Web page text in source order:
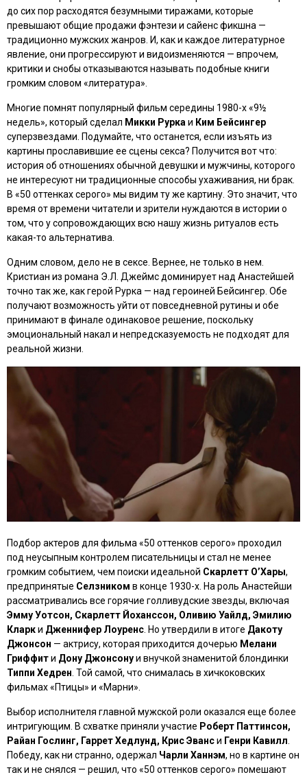
до сих пор расходятся безумными тиражами, которые
превышают общие продажи фэнтези и сайенс фикшна —
традиционно мужских жанров. И, как и каждое литературное
явление, они прогрессируют и видоизменяются — впрочем,
критики и снобы отказываются называть подобные книги
громким словом «литература».
Многие помнят популярный фильм середины 1980-х«9½
недель», который сделал Микки Рурка и Ким Бейсингер
суперзвездами. Подумайте, что останется, если изъять из
картины прославившие ее сцены секса? Получится вот что:
история об отношениях обычной девушки и мужчины, которого
не интересуют ни традиционные способы ухаживания, ни брак.
В «50 оттенках серого» мы видим ту же картину. Это значит, что
время от времени читатели и зрители нуждаются в истории о
том, что у сопровождающих всю нашу жизнь ритуалов есть
какая-то альтернатива.
Одним словом, дело не в сексе. Вернее, не только в нем.
Кристиан из романа Э.Л. Джеймс доминирует над Анастейшей
точно так же, как герой Рурка — над героиней Бейсингер. Обе
получают возможность уйти от повседневной рутины и обе
принимают в финале одинаковое решение, поскольку
эмоциональный накал и непредсказуемость не подходят для
реальной жизни.
Подбор актеров для фильма «50 оттенков серого» проходил
под неусыпным контролем писательницы и стал не менее
громким событием, чем поиски идеальной Скарлетт О’Хары,
предпринятые Селзником в конце 1930-х. На роль Анастейши
рассматривались все горячие голливудские звезды, включая
Эмму Уотсон, Скарлетт Йоханссон, Оливию Уайлд, Эмилию
Кларки Дженнифер Лоуренс . Но утвердили в итоге Дакоту
Джонсон — актрису, которая приходится дочерью Мелани
Гриффити Дону Джонсонуи внучкой знаменитой блондинки
Типпи Хедрен . Той самой, что снималась в хичкоковских
фильмах«Птицы» и «Марни»
Выбор исполнителя главной мужской роли оказался еще более
интригующим. В схватке приняли участие Роберт Паттинсон,
Райан Гослинг, Гаррет Хедлунд, Крис Эванси Генри Кавилл
Победу, как ни странно, одержал Чарли Ханнэм, но в картине он
так и не снялся — решил, что «50 оттенков серого» помешают